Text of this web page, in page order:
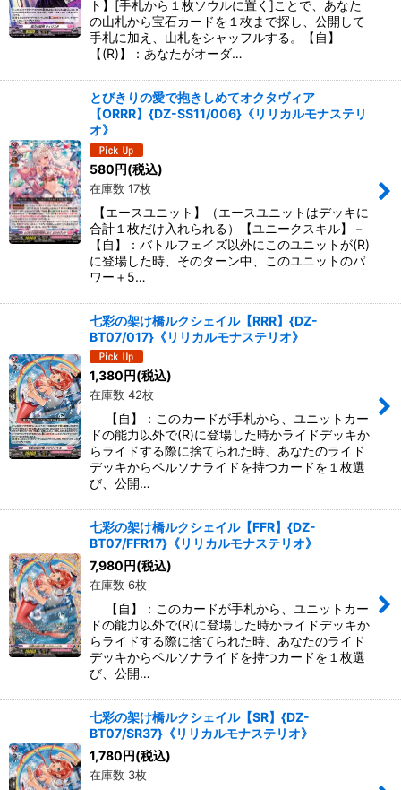
ト】[手札から１枚ソウルに置く]ことで、あなた
の山札から宝石カードを１枚まで探し、公開して
手札に加え、山札をシャッフルする。【自】
【(R)】：あなたがオーダ…
とびきりの愛で抱きしめてオクタヴィア
【ORRR】{DZ-SS11/006}《リリカルモナステリ
オ》
580円(税込)
在庫数 17枚
【エースユニット】（エースユニットはデッキに
合計１枚だけ入れられる）【ユニークスキル】－
【自】：バトルフェイズ以外にこのユニットが(R)
に登場した時、そのターン中、このユニットのパ
ワー＋5…
七彩の架け橋ルクシェイル【RRR】{DZ-
BT07/017}《リリカルモナステリオ》
1,380円(税込)
在庫数 42枚
【自】：このカードが手札から、ユニットカー
ドの能力以外で(R)に登場した時かライドデッキか
らライドする際に捨てられた時、あなたのライド
デッキからペルソナライドを持つカードを１枚選
び、公開…
七彩の架け橋ルクシェイル【FFR】{DZ-
BT07/FFR17}《リリカルモナステリオ》
7,980円(税込)
在庫数 6枚
【自】：このカードが手札から、ユニットカー
ドの能力以外で(R)に登場した時かライドデッキか
らライドする際に捨てられた時、あなたのライド
デッキからペルソナライドを持つカードを１枚選
び、公開…
七彩の架け橋ルクシェイル【SR】{DZ-
BT07/SR37}《リリカルモナステリオ》
1,780円(税込)
在庫数 3枚